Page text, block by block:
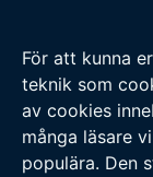
För att kunna
teknik som
av cookies
många läsare
populära. Den
V
Löfven som
några snälla